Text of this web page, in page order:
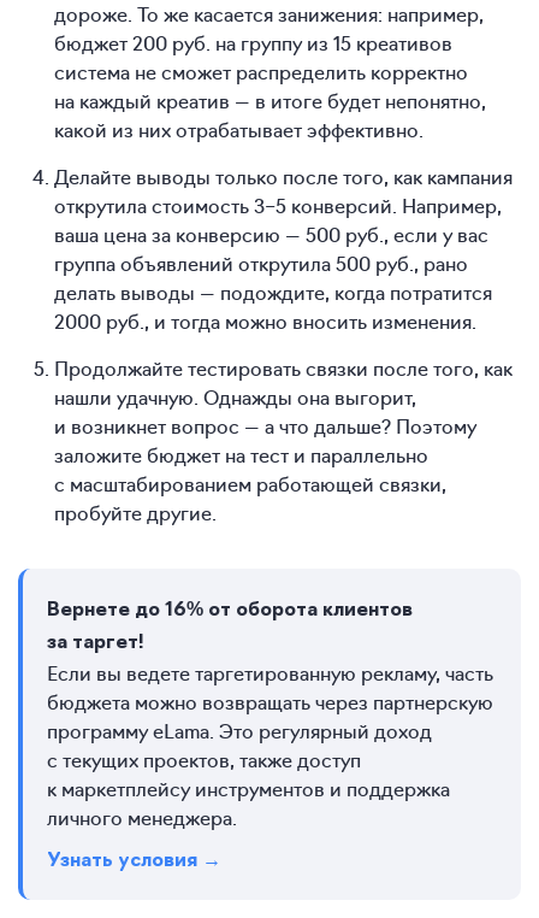
дороже. То же касается занижения: например,
бюджет 200 руб. на группу из 15 креативов
система не сможет распределить корректно
на каждый креатив — в итоге будет непонятно,
какой из них отрабатывает эффективно.
Делайте выводы только после того, как кампания
открутила стоимость 3−5 конверсий. Например,
ваша цена за конверсию — 500 руб., если у вас
группа объявлений открутила 500 руб., рано
делать выводы — подождите, когда потратится
2000 руб., и тогда можно вносить изменения.
Продолжайте тестировать связки после того, как
нашли удачную. Однажды она выгорит,
и возникнет вопрос — а что дальше? Поэтому
заложите бюджет на тест и параллельно
с масштабированием работающей связки,
пробуйте другие.
Вернете до 16% от оборота клиентов
за таргет!
Если вы ведете таргетированную рекламу, часть
бюджета можно возвращать через партнерскую
программу eLama. Это регулярный доход
с текущих проектов, также доступ
к маркетплейсу инструментов и поддержка
личного менеджера.
Узнать условия →